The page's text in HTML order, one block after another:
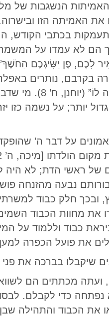
ה’ חשף בפניהם את האמיתות
הכנסייה שהבינו את האמיתה
בכתבי הקודש,
הם לא עמדו על המשמר
בקרבם, נותרים
“אֲנִי אוֹר הָעוֹלָם. אִישׁ הַהוֹלֵךְ
יותר; על נשמה כזו
על דבר ה’
הללו בידיהם של ראשי הדת;
נבעה מהזנחה
ובכך חלק כבוד
את מחוות הכבוד
כבוד וללמוד על
את פועל הכפרה
שיקבלו בברכה את פני
ועתה מכתתים הם
נפתחה כדי לקבלם.
את הכבוד והתהילה